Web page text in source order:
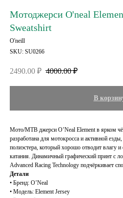
Мотоджерси O'neal
Sweatshirt
O'neill
SKU: SU0266
2490.00 ₽ 4000.00 ₽
В
Мото/MTB джерси O’Neal Element в ярком
разработана для мотокросса и активной
полиэстера, который хорошо отводит влагу
катания. Динамичный графический принт с
Advanced Racing Technology подчёркивает
Детали
• Бренд: O’Neal
• Модель: Element Jersey